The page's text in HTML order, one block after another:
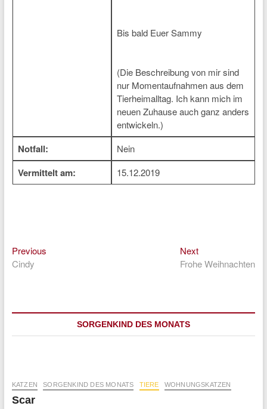
Bis bald Euer Sammy
(Die Beschreibung von mir sind
nur Momentaufnahmen aus dem
Tierheimalltag. Ich kann mich im
neuen Zuhause auch ganz anders
entwickeln.)
Notfall: Nein
Vermittelt am: 15.12.2019
Beitragsnavigation
PreviousPrevious
Cindy
NextNext
post:
Frohe Weihnachten
SORGENKIND DES MONATS
KATZEN SORGENKIND DES MONATS TIERE WOHNUNGSKATZEN
Scar